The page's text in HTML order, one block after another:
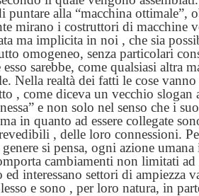
puntare alla “macchina ottimale”,
mirano i costruttori di macchine
ma implicita in noi , che sia
omogeneo, senza particolari
esso sarebbe, come qualsiasi altra
Nella realtà dei fatti le cose
, come diceva un vecchio slogan
e non solo nel senso che i
in quanto ad essere collegate
, delle loro connessioni.
si pensa, ogni azione
cambiamenti non limitati ad
ed interessano settori di ampiezza
e sono , per loro natura, in